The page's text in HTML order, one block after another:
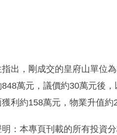
出，剛成交的皇府山單位
848萬元，議價約30萬元後
利約158萬元，物業升值約
明：本專頁刊載的所有投資